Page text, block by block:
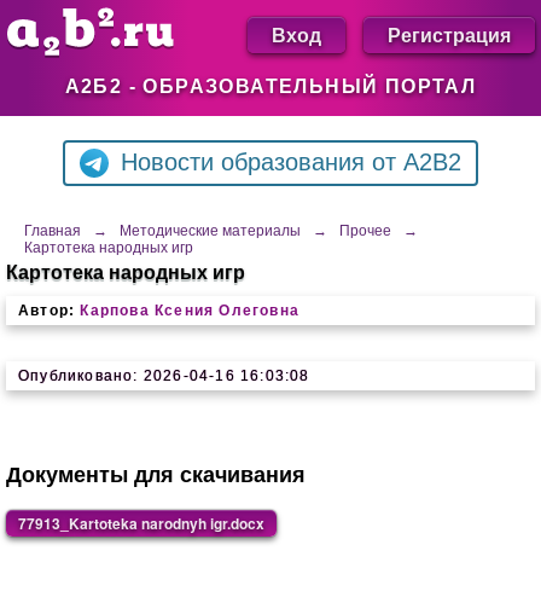
А2Б2 - ОБРАЗОВАТЕЛЬНЫЙ ПОРТАЛ
Вход Регистрация
Новости образования от A2B2
Главная → Методические материалы → Прочее
→
Картотека народных игр
Картотека народных игр
Автор: Карпова Ксения Олеговна
Опубликовано: 2026-04-16 16:03:08
Документы для скачивания
77913_Kartoteka narodnyh igr.docx